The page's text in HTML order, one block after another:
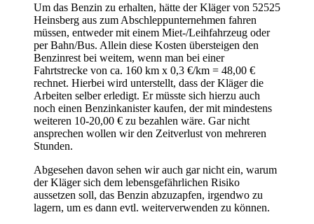
Um das Benzin zu erhalten, hätte der Kläger von 52525
Heinsberg aus zum Abschleppunternehmen fahren
müssen, entweder mit einem Miet-/Leihfahrzeug oder
per Bahn/Bus. Allein diese Kosten übersteigen den
Benzinrest bei weitem, wenn man bei einer
Fahrtstrecke von ca. 160 km x 0,3 €/km = 48,00 €
rechnet. Hierbei wird unterstellt, dass der Kläger die
Arbeiten selber erledigt. Er müsste sich hierzu auch
noch einen Benzinkanister kaufen, der mit mindestens
weiteren 10-20,00 € zu bezahlen wäre. Gar nicht
ansprechen wollen wir den Zeitverlust von mehreren
Stunden.
Abgesehen davon sehen wir auch gar nicht ein, warum
der Kläger sich dem lebensgefährlichen Risiko
aussetzen soll, das Benzin abzuzapfen, irgendwo zu
lagern, um es dann evtl. weiterverwenden zu können.